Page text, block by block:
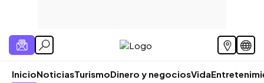
InicioNoticiasTurismoDinero y negociosVida